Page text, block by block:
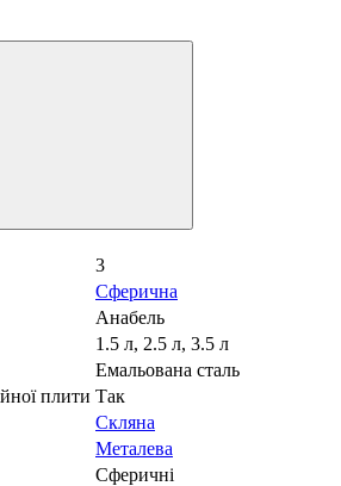
3
Сферична
Анабель
1.5 л, 2.5 л, 3.5 л
Емальована сталь
плити Так
Скляна
Металева
Сферичні